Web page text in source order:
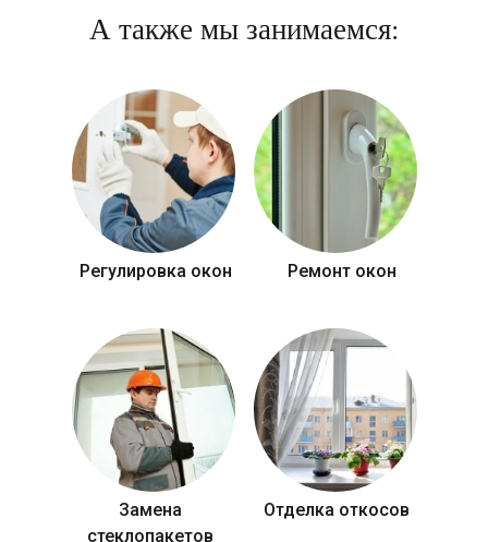
А также мы занимаемся:
Регулировка окон Ремонт окон
Замена
стеклопакетов
Отделка откосов